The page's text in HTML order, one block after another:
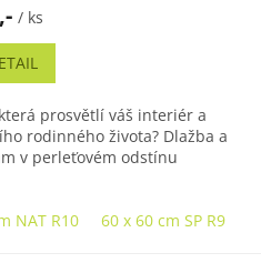
/ ks
prosvětlí váš interiér a
rodinného života? Dlažba a
v perleťovém odstínu
NAT R10 60 x 60 cm SP R9